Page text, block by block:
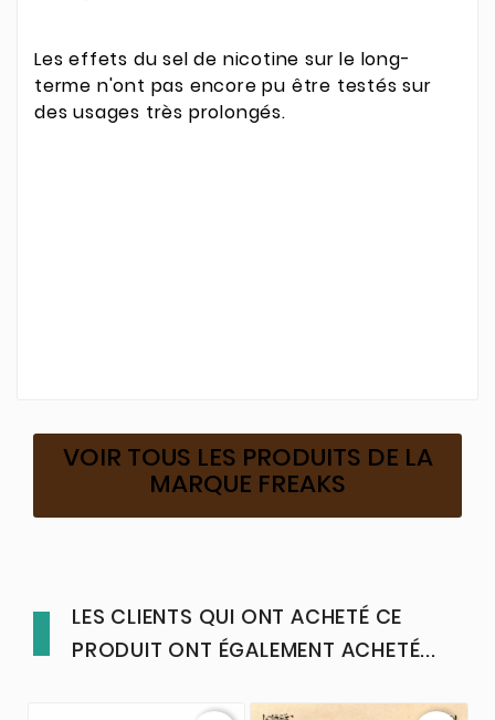
Les effets du sel de nicotine sur le long-
terme n'ont pas encore pu être testés sur
des usages très prolongés.
VOIR TOUS LES PRODUITS DE LA
MARQUE FREAKS
LES CLIENTS QUI ONT ACHETÉ CE
PRODUIT ONT ÉGALEMENT ACHETÉ...